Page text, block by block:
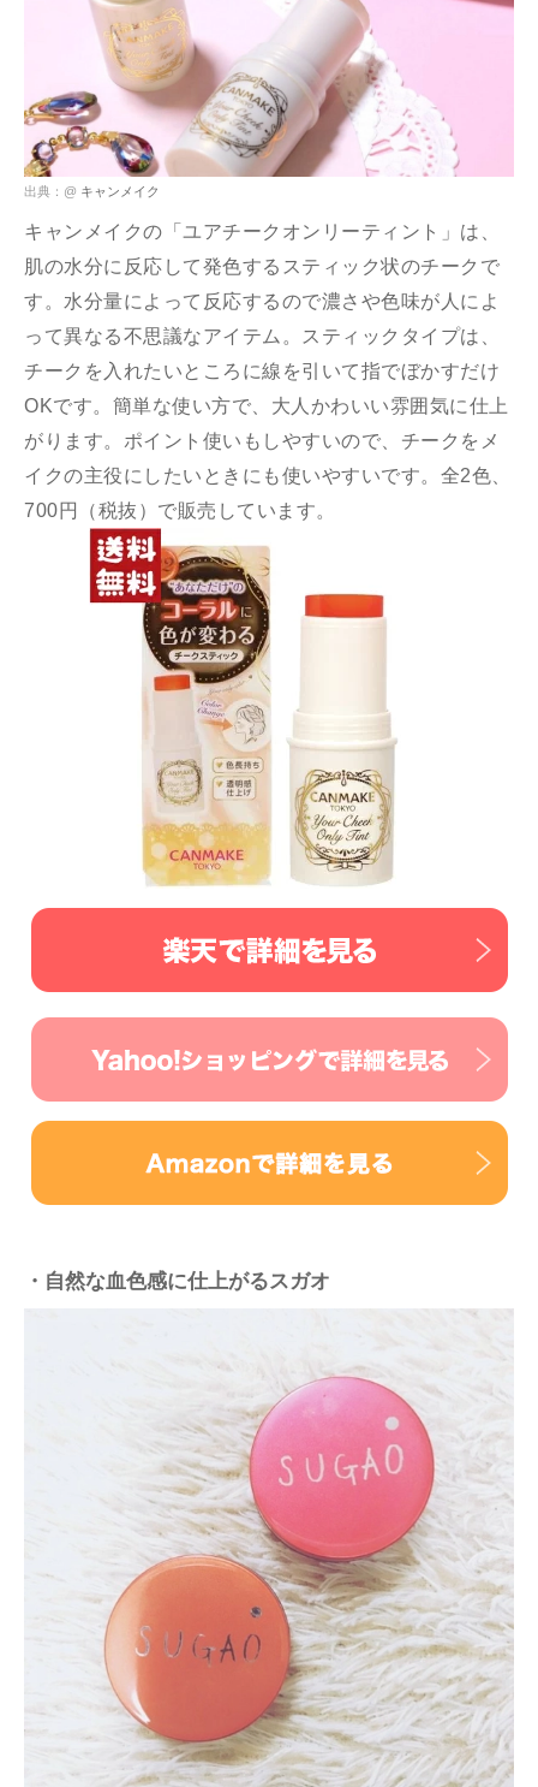
出典：@ キャンメイク
キャンメイクの「ユアチークオンリーティント」は、
肌の水分に反応して発色するスティック状のチークで
す。水分量によって反応するので濃さや色味が人によ
って異なる不思議なアイテム。スティックタイプは、
チークを入れたいところに線を引いて指でぼかすだけ
OKです。簡単な使い方で、大人かわいい雰囲気に仕上
がります。ポイント使いもしやすいので、チークをメ
イクの主役にしたいときにも使いやすいです。全2色、
700円（税抜）で販売しています。
・自然な血色感に仕上がるスガオ